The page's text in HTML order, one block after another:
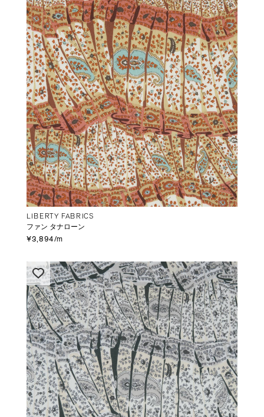
LIBERTY FABRICS
ファン タナローン
¥3,894/m